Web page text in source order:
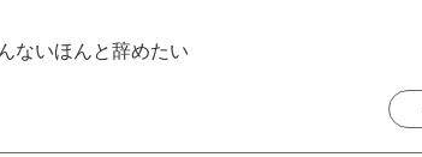
ないほんと辞めたい